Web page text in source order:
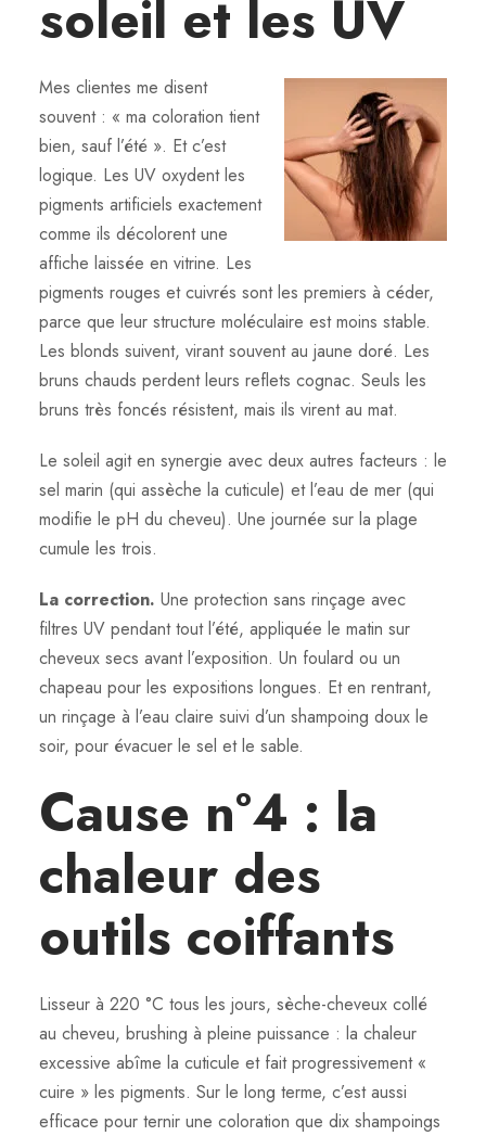
soleil et les UV
Mes clientes me disent
souvent : « ma coloration tient
bien, sauf l’été ». Et c’est
logique. Les UV oxydent les
pigments artificiels exactement
comme ils décolorent une
affiche laissée en vitrine. Les
pigments rouges et cuivrés sont les premiers à céder,
parce que leur structure moléculaire est moins stable.
Les blonds suivent, virant souvent au jaune doré. Les
bruns chauds perdent leurs reflets cognac. Seuls les
bruns très foncés résistent, mais ils virent au mat.
Le soleil agit en synergie avec deux autres facteurs : le
sel marin (qui assèche la cuticule) et l’eau de mer (qui
modifie le pH du cheveu). Une journée sur la plage
cumule les trois.
La correction. Une protection sans rinçage avec
filtres UV pendant tout l’été, appliquée le matin sur
cheveux secs avant l’exposition. Un foulard ou un
chapeau pour les expositions longues. Et en rentrant,
un rinçage à l’eau claire suivi d’un shampoing doux le
soir, pour évacuer le sel et le sable.
Cause n°4 : la
chaleur des
outils coiffants
Lisseur à 220 °C tous les jours, sèche-cheveux collé
au cheveu, brushing à pleine puissance : la chaleur
excessive abîme la cuticule et fait progressivement «
cuire » les pigments. Sur le long terme, c’est aussi
efficace pour ternir une coloration que dix shampoings